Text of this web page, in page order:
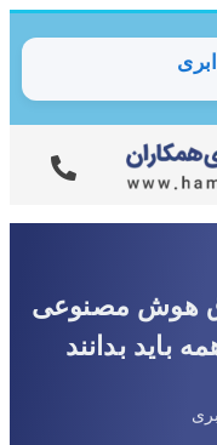
هوش مصنوعی
باید بدانند